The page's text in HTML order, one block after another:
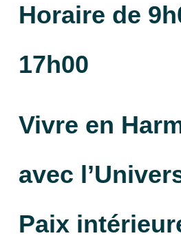
Horaire de
17h00
Vivre en
avec
Paix